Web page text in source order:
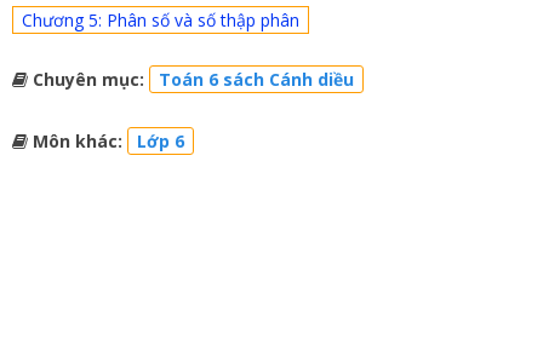
Chương 5: Phân số và số thập phân
Chuyên mục: Toán 6 sách Cánh diều
Môn khác: Lớp 6